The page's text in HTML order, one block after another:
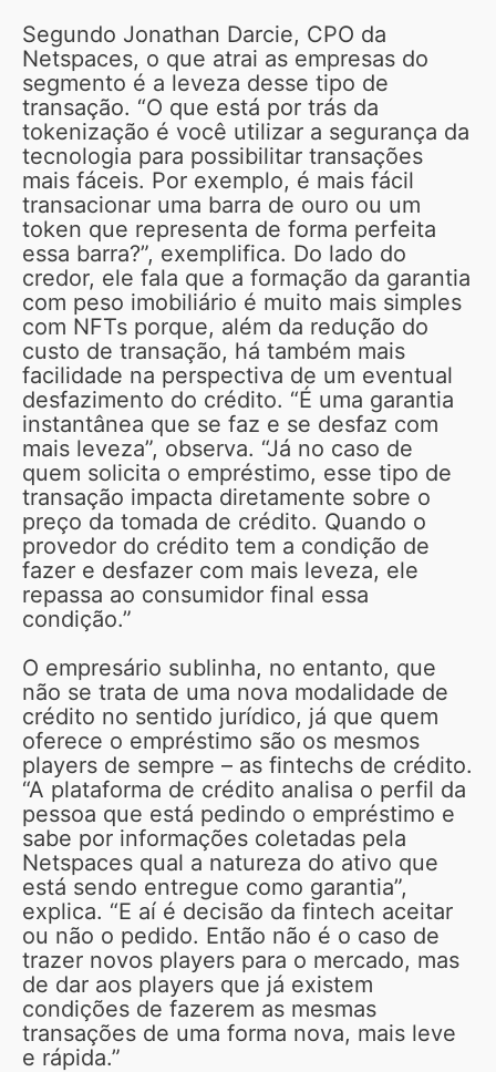
Segundo Jonathan Darcie, CPO da
Netspaces, o que atrai as empresas do
segmento é a leveza desse tipo de
transação. “O que está por trás da
tokenização é você utilizar a segurança da
tecnologia para possibilitar transações
mais fáceis. Por exemplo, é mais fácil
transacionar uma barra de ouro ou um
token que representa de forma perfeita
essa barra?”, exemplifica. Do lado do
credor, ele fala que a formação da garantia
com peso imobiliário é muito mais simples
com NFTs porque, além da redução do
custo de transação, há também mais
facilidade na perspectiva de um eventual
desfazimento do crédito. “É uma garantia
instantânea que se faz e se desfaz com
mais leveza”, observa. “Já no caso de
quem solicita o empréstimo, esse tipo de
transação impacta diretamente sobre o
preço da tomada de crédito. Quando o
provedor do crédito tem a condição de
fazer e desfazer com mais leveza, ele
repassa ao consumidor final essa
condição.”
O empresário sublinha, no entanto, que
não se trata de uma nova modalidade de
crédito no sentido jurídico, já que quem
oferece o empréstimo são os mesmos
players de sempre – as fintechs de crédito.
“A plataforma de crédito analisa o perfil da
pessoa que está pedindo o empréstimo e
sabe por informações coletadas pela
Netspaces qual a natureza do ativo que
está sendo entregue como garantia”,
explica. “E aí é decisão da fintech aceitar
ou não o pedido. Então não é o caso de
trazer novos players para o mercado, mas
de dar aos players que já existem
condições de fazerem as mesmas
transações de uma forma nova, mais leve
e rápida.”